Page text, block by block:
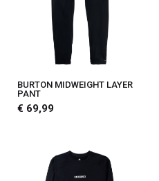
BURTON MIDWEIGHT LAYER
PANT
€ 69,99